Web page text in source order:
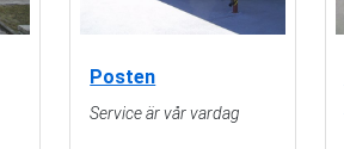
Posten
Service är vår vardag